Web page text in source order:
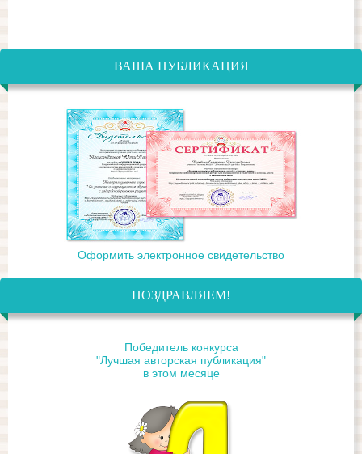
ВАША ПУБЛИКАЦИЯ
Оформить электронное свидетельство
ПОЗДРАВЛЯЕМ!
Победитель конкурса
"Лучшая авторская публикация"
в этом месяце